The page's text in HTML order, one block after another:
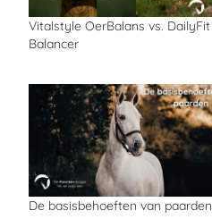
Vitalstyle OerBalans vs. DailyFit
Balancer
De basisbehoeften van paarden